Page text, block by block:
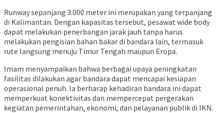
Runway sepanjang 3.000 meter ini merupakan yang terpanjang
di Kalimantan. Dengan kapasitas tersebut, pesawat wide body
dapat melakukan penerbangan jarak jauh tanpa harus
melakukan pengisian bahan bakar di bandara lain, termasuk
rute langsung menuju Timur Tengah maupun Eropa.
Imam menyampaikan bahwa berbagai upaya peningkatan
fasilitas dilakukan agar bandara dapat mencapai kesiapan
operasional penuh. Ia berharap kehadiran bandara ini dapat
memperkuat konektivitas dan mempercepat pergerakan
kegiatan pemerintahan, ekonomi, dan pelayanan publik di IKN.